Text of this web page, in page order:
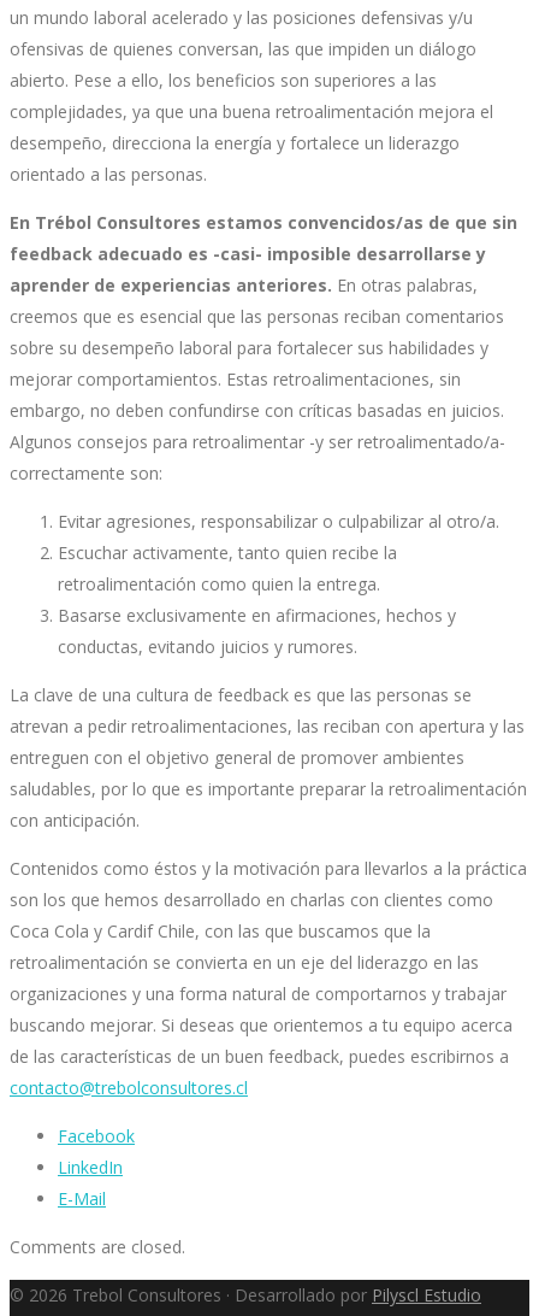
un mundo laboral acelerado y las posiciones defensivas y/u
ofensivas de quienes conversan, las que impiden un diálogo
abierto. Pese a ello, los beneficios son superiores a las
complejidades, ya que una buena retroalimentación mejora el
desempeño, direcciona la energía y fortalece un liderazgo
orientado a las personas.
En Trébol Consultores estamos convencidos/as de que sin
feedback adecuado es -casi- imposible desarrollarse y
aprender de experiencias anteriores. En otras palabras,
creemos que es esencial que las personas reciban comentarios
sobre su desempeño laboral para fortalecer sus habilidades y
mejorar comportamientos. Estas retroalimentaciones, sin
embargo, no deben confundirse con críticas basadas en juicios.
Algunos consejos para retroalimentar -y ser retroalimentado/a-
correctamente son:
Evitar agresiones, responsabilizar o culpabilizar al otro/a.
Escuchar activamente, tanto quien recibe la
retroalimentación como quien la entrega.
Basarse exclusivamente en afirmaciones, hechos y
conductas, evitando juicios y rumores.
La clave de una cultura de feedback es que las personas se
atrevan a pedir retroalimentaciones, las reciban con apertura y las
entreguen con el objetivo general de promover ambientes
saludables, por lo que es importante preparar la retroalimentación
con anticipación.
Contenidos como éstos y la motivación para llevarlos a la práctica
son los que hemos desarrollado en charlas con clientes como
Coca Cola y Cardif Chile, con las que buscamos que la
retroalimentación se convierta en un eje del liderazgo en las
organizaciones y una forma natural de comportarnos y trabajar
buscando mejorar. Si deseas que orientemos a tu equipo acerca
de las características de un buen feedback, puedes escribirnos a
contacto@trebolconsultores.cl
Facebook
LinkedIn
E-Mail
Comments are closed.
© 2026 Trebol Consultores · Desarrollado por Pilyscl Estudio